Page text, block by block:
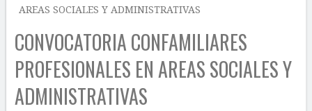
AREAS SOCIALES Y ADMINISTRATIVAS
CONVOCATORIA CONFAMILIARES
PROFESIONALES EN AREAS SOCIALES Y
ADMINISTRATIVAS